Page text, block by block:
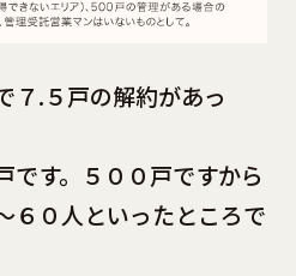
７.５戸の解約があっ
です。５００戸ですから
６０人といったところで